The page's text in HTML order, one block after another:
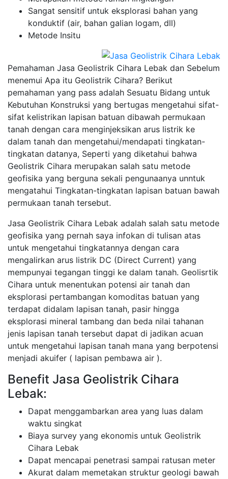
Sangat sensitif untuk eksplorasi bahan yang
konduktif (air, bahan galian logam, dll)
Metode Insitu
Pemahaman Jasa Geolistrik Cihara Lebak dan Sebelum
menemui Apa itu Geolistrik Cihara? Berikut
pemahaman yang pass adalah Sesuatu Bidang untuk
Kebutuhan Konstruksi yang bertugas mengetahui sifat-
sifat kelistrikan lapisan batuan dibawah permukaan
tanah dengan cara menginjeksikan arus listrik ke
dalam tanah dan mengetahui/mendapati tingkatan-
tingkatan datanya, Seperti yang diketahui bahwa
Geolistrik Cihara merupakan salah satu metode
geofisika yang berguna sekali pengunaanya unntuk
mengatahui Tingkatan-tingkatan lapisan batuan bawah
permukaan tanah tersebut.
Jasa Geolistrik Cihara Lebak adalah salah satu metode
geofisika yang pernah saya infokan di tulisan atas
untuk mengetahui tingkatannya dengan cara
mengalirkan arus listrik DC (Direct Current) yang
mempunyai tegangan tinggi ke dalam tanah. Geolisrtik
Cihara untuk menentukan potensi air tanah dan
eksplorasi pertambangan komoditas batuan yang
terdapat didalam lapisan tanah, pasir hingga
eksplorasi mineral tambang dan beda nilai tahanan
jenis lapisan tanah tersebut dapat di jadikan acuan
untuk mengetahui lapisan tanah mana yang berpotensi
menjadi akuifer ( lapisan pembawa air ).
Benefit Jasa Geolistrik Cihara
Lebak:
Dapat menggambarkan area yang luas dalam
waktu singkat
Biaya survey yang ekonomis untuk Geolistrik
Cihara Lebak
Dapat mencapai penetrasi sampai ratusan meter
Akurat dalam memetakan struktur geologi bawah